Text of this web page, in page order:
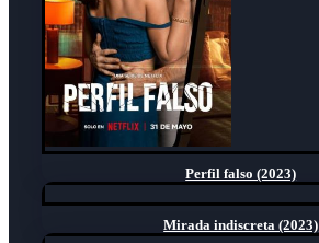
Perfil falso (2023)
Mirada indiscreta (2023)